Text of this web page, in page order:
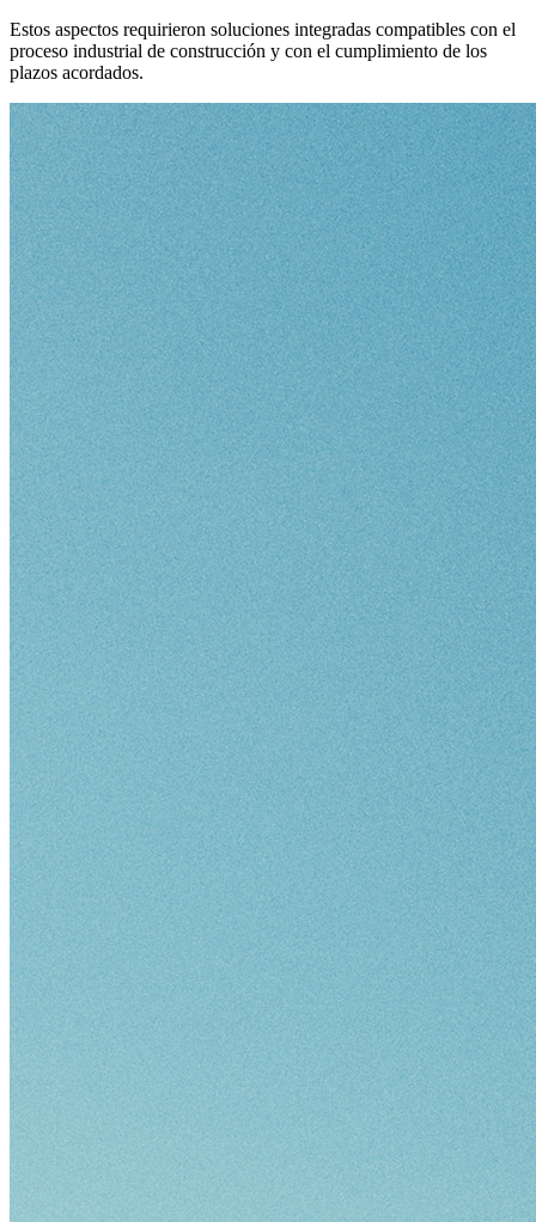
Estos aspectos requirieron soluciones integradas compatibles con el
proceso industrial de construcción y con el cumplimiento de los
plazos acordados.